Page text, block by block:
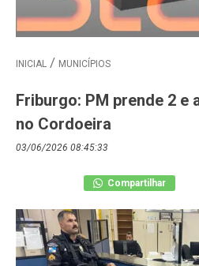
INICIAL MUNICÍPIOS
Friburgo: PM prende 2 e
no Cordoeira
03/06/2026 08:45:33
Compartilhar